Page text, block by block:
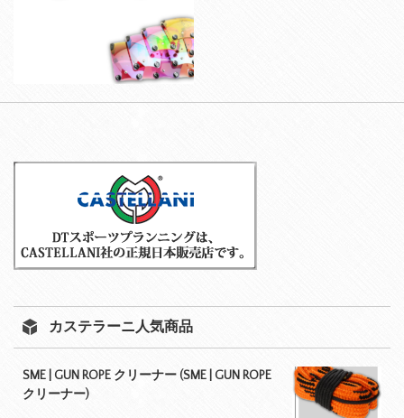
カステラーニ人気商品
SME | GUN ROPE クリーナー (SME | GUN ROPE
クリーナー)